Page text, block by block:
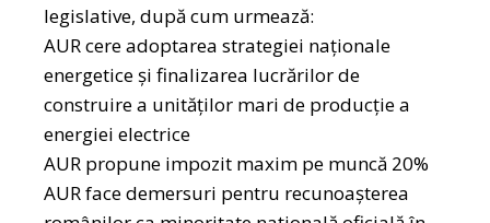
legislative, după cum urmează:
AUR cere adoptarea strategiei naționale
energetice și finalizarea lucrărilor de
construire a unităților mari de producție a
energiei electrice
AUR propune impozit maxim pe muncă 20%
AUR face demersuri pentru recunoașterea